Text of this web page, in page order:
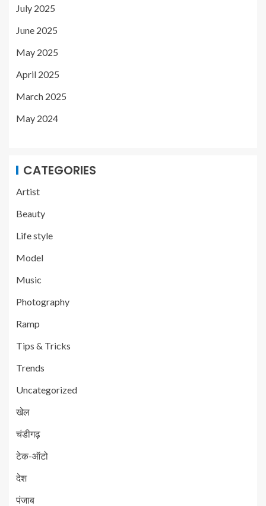
July 2025
June 2025
May 2025
April 2025
March 2025
May 2024
CATEGORIES
Artist
Beauty
Life style
Model
Music
Photography
Ramp
Tips & Tricks
Trends
Uncategorized
खेल
चंडीगढ़
टेक-ऑटो
देश
पंजाब